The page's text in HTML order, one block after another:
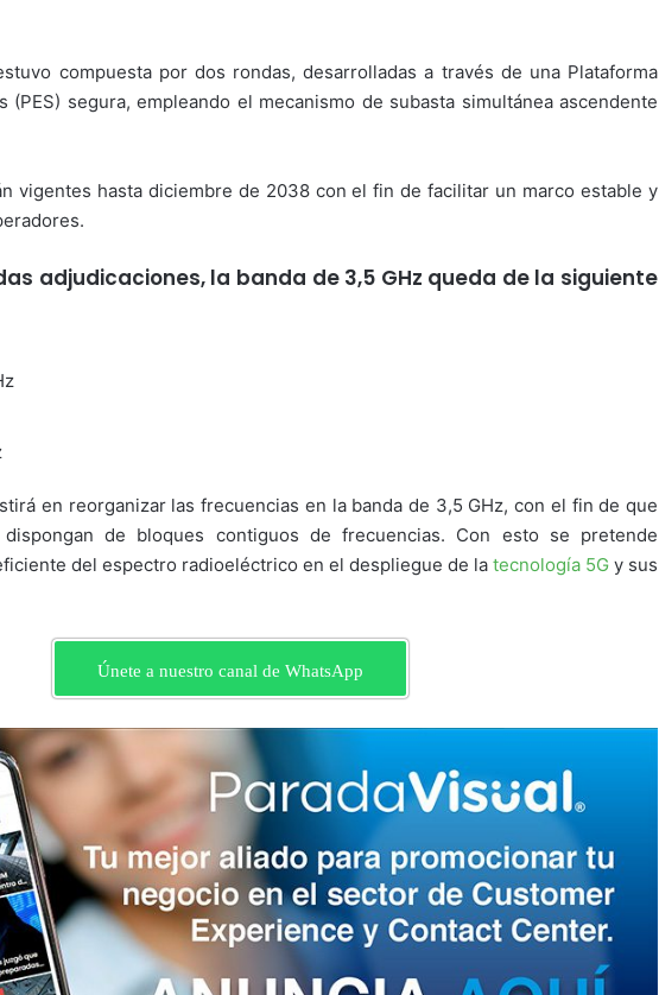
compuesta por dos rondas, desarrolladas a través de una Plataforma
(PES) segura, empleando el mecanismo de subasta simultánea ascendente
vigentes hasta diciembre de 2038 con el fin de facilitar un marco estable y
adjudicaciones, la banda de 3,5 GHz queda de la siguiente
en reorganizar las frecuencias en la banda de 3,5 GHz, con el fin de que
de bloques contiguos de frecuencias. Con esto se pretende
del espectro radioeléctrico en el despliegue de la tecnología 5G y sus
Únete a nuestro canal de WhatsApp